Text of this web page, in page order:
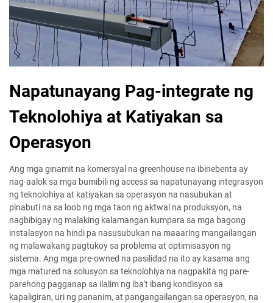
Napatunayang Pag-integrate ng
Teknolohiya at Katiyakan sa
Operasyon
Ang mga ginamit na komersyal na greenhouse na ibinebenta ay
nag-aalok sa mga bumibili ng access sa napatunayang integrasyon
ng teknolohiya at katiyakan sa operasyon na nasubukan at
pinabuti na sa loob ng mga taon ng aktwal na produksyon, na
nagbibigay ng malaking kalamangan kumpara sa mga bagong
instalasyon na hindi pa nasusubukan na maaaring mangailangan
ng malawakang pagtukoy sa problema at optimisasyon ng
sistema. Ang mga pre-owned na pasilidad na ito ay kasama ang
mga matured na solusyon sa teknolohiya na nagpakita ng pare-
parehong pagganap sa ilalim ng iba't ibang kondisyon sa
kapaligiran, uri ng pananim, at pangangailangan sa operasyon, na